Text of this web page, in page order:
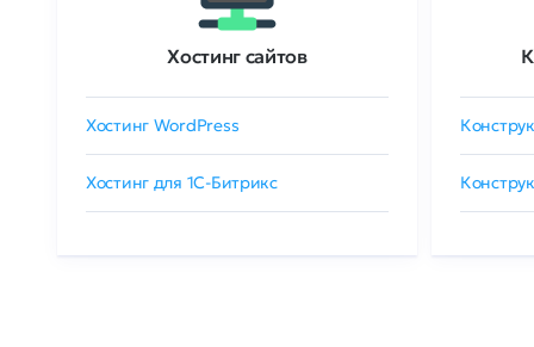
Хостинг сайтов
Хостинг WordPress
Хостинг для 1C-Битрикс